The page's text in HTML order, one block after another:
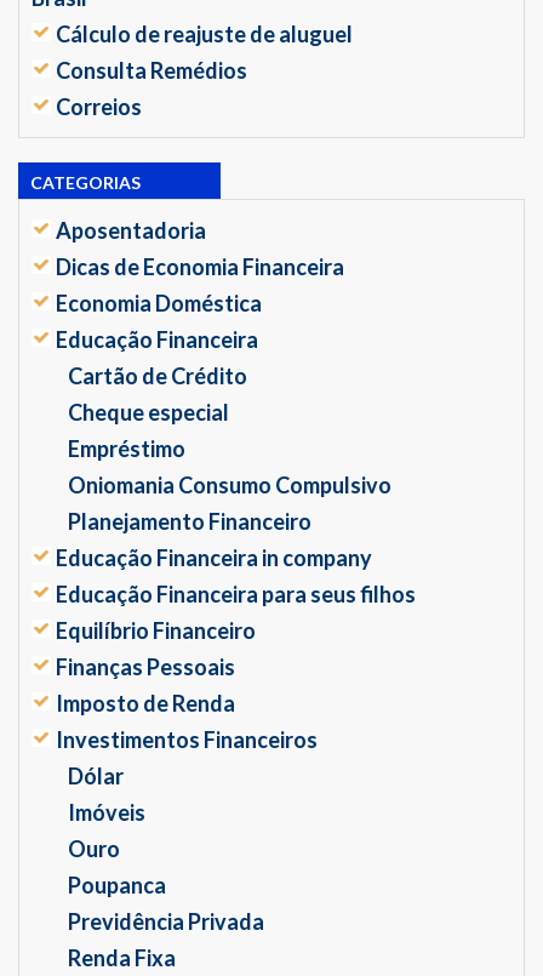
Cálculo de reajuste de aluguel
Consulta Remédios
Correios
CATEGORIAS
Aposentadoria
Dicas de Economia Financeira
Economia Doméstica
Educação Financeira
Cartão de Crédito
Cheque especial
Empréstimo
Oniomania Consumo Compulsivo
Planejamento Financeiro
Educação Financeira in company
Educação Financeira para seus filhos
Equilíbrio Financeiro
Finanças Pessoais
Imposto de Renda
Investimentos Financeiros
Dólar
Imóveis
Ouro
Poupanca
Previdência Privada
Renda Fixa